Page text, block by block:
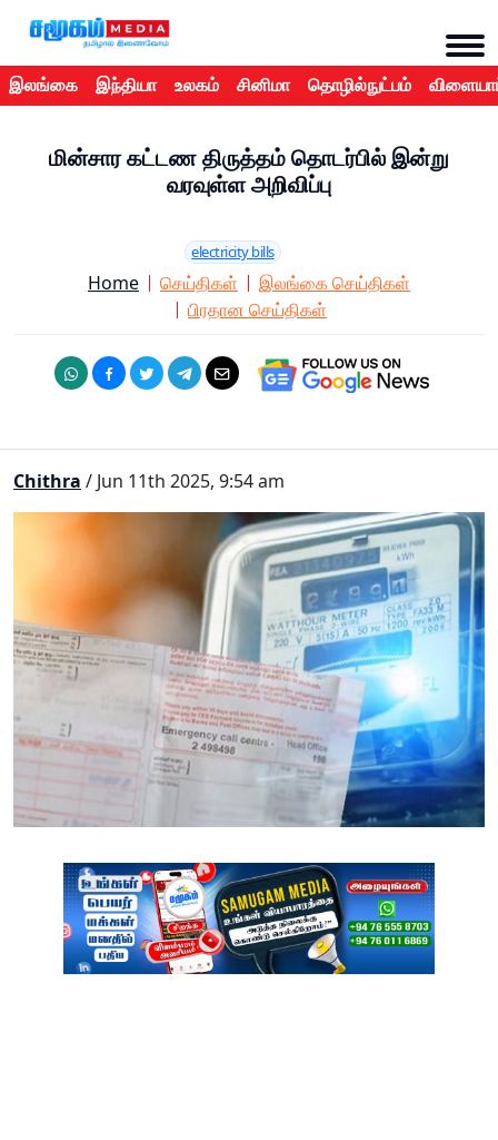
இலங்கை இந்தியா உலகம் சினிமா தொழில்நுட்பம்
மின்சார கட்டண திருத்தம் தொடர்பில் இன்று
வரவுள்ள அறிவிப்பு
electricity bills
Home செய்திகள்
இலங்கை செய்திகள்
பிரதான செய்திகள்
Chithra / Jun 11th 2025, 9:54 am